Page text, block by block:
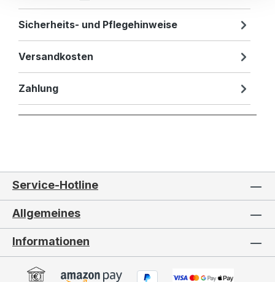
Sicherheits- und Pflegehinweise
Versandkosten
Zahlung
Service-Hotline
Allgemeines
Informationen